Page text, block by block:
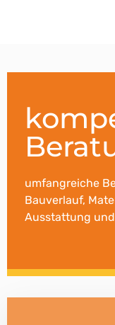
umfangreiche
Bauverlauf,
Ausstattung